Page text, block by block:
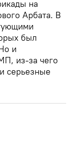
на
Арбата. В
был
и
из-за чего
серьезные